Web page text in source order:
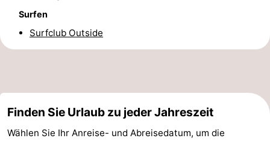
Parken
-
Westflandern
Surfen
Surfclub Outside
Finden Sie Urlaub zu jeder Jahreszeit
Wählen Sie Ihr Anreise- und Abreisedatum, um die